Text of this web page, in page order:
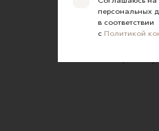
Оферта для
Политика
персональных
в соответствии
с Политикой